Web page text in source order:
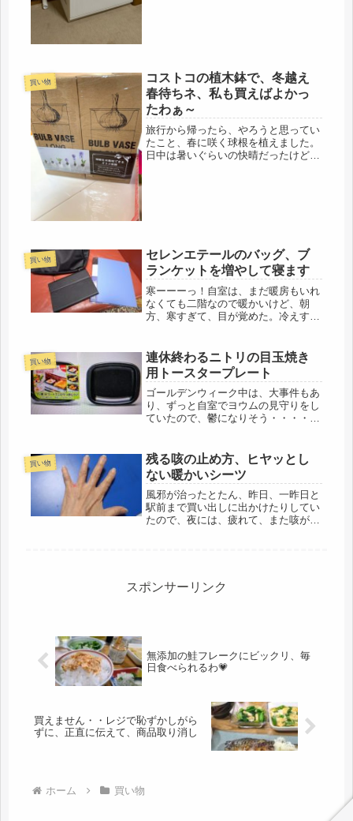
買い物
コストコの植木鉢で、冬越え
春待ちネ、私も買えばよかっ
たわぁ～
旅行から帰ったら、やろうと思ってい
たこと、春に咲く球根を植えました。
日中は暑いぐらいの快晴だったけど、
買い物
セレンエテールのバッグ、ブ
ランケットを増やして寝ます
寒ーーーっ！自室は、まだ暖房もいれ
なくても二階なので暖かいけど、朝
方、寒すぎて、目が覚めた。冷えすぎ
一度寝ましたが・・・・もう冬の始ま
りだわ・・・・まだ合いの薄目の羽毛
なの...
買い物
連休終わるニトリの目玉焼き
用トースタープレート
ゴールデンウィーク中は、大事件もあ
り、ずっと自室でヨウムの見守りをし
ていたので、鬱になりそう・・・・イ
で、元同僚に安くて、恐ろしく大型の
園芸店までお願いした。どうして...
買い物
残る咳の止め方、ヒヤッとし
ない暖かいシーツ
風邪が治ったとたん、昨日、一昨日と
駅前まで買い出しに出かけたりしてい
たので、夜には、疲れて、また咳が復
た・...
スポンサーリンク
無添加の鮭フレークにビックリ、毎
日食べられるわ💗
買えません・・レジで恥ずかしがら
ずに、正直に伝えて、商品取り消し
ホーム 買い物